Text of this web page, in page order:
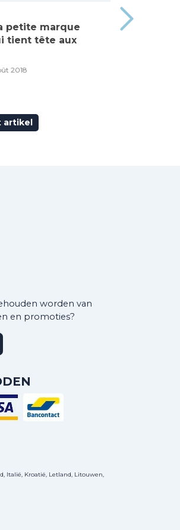
petite marque
tient tête aux
2018
artikel
Made in
worden van
en promoties?
Italië, Kroatië, Letland, Litouwen,